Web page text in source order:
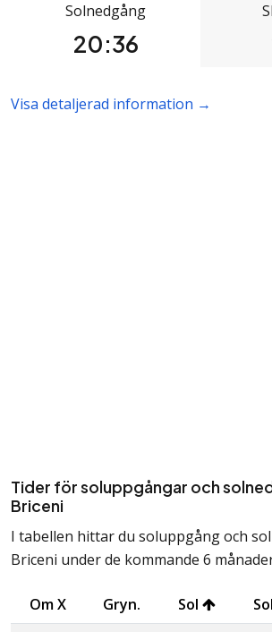
Solnedgång
20:36
Visa detaljerad information →
Tider för soluppgångar och
Briceni
I tabellen hittar du soluppgång och
Briceni under de kommande 6
Om X Gryn. Sol Sol